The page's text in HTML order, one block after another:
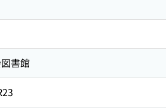
書館